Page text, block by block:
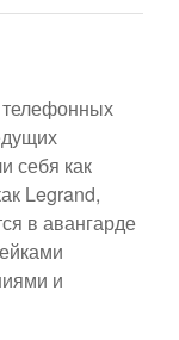
себя как
Legrand,
в авангарде
и